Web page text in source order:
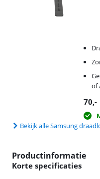
of
70,-
Bekijk alle Samsung
Productinformatie
Korte specificaties